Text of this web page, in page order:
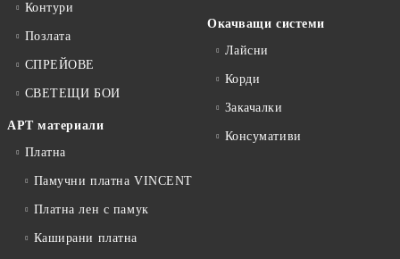
Контури
Позлата
СПРЕЙОВЕ
СВЕТЕЩИ БОИ
АРТ материали
Платна
Памучни платна VINCENT
Платна лен с памук
Каширани платна
Окачващи системи
Лайсни
Корди
Закачалки
Консумативи